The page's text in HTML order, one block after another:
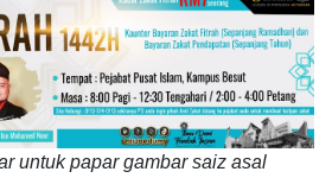
untuk papar gambar saiz asal